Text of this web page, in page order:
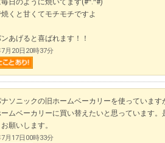
日のように焼いてます(#^.^#)
くと甘くてモチモチですよ
あげると喜ばれます！！
7月20日20時37分
ソニックの旧ホームベーカリーを使っていま
ムベーカリーに買い替えたいと思っています
願いします。
7月17日00時33分